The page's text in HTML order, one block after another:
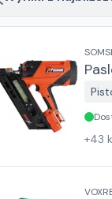
+43